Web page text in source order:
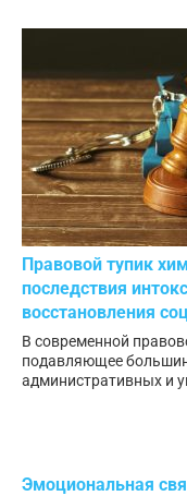
Правовой тупик
последствия
восстановления
В современной
подавляющее
административных и
Эмоциональная